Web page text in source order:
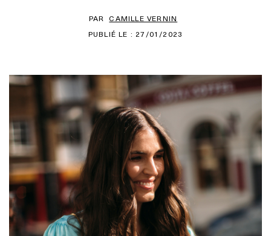
PAR CAMILLE VERNIN
PUBLIÉ LE : 27/01/2023